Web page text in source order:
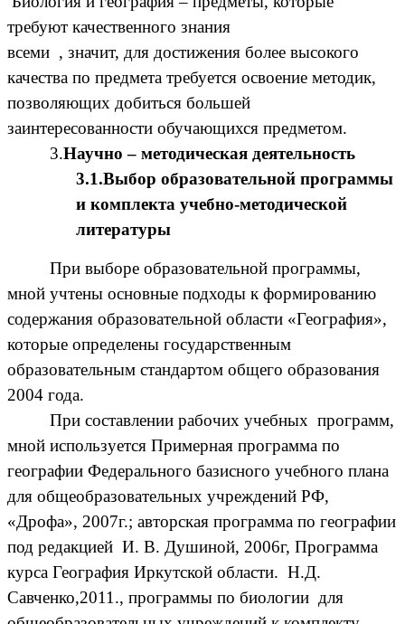
требуют качественного знания
всеми , значит, для достижения более высокого
качества по предмета требуется освоение методик,
позволяющих добиться большей
заинтересованности обучающихся предметом.
3.Научно – методическая деятельность
3.1.Выбор образовательной программы
и комплекта учебно-методической
литературы
При выборе образовательной программы,
мной учтены основные подходы к формированию
содержания образовательной области «География»,
которые определены государственным
образовательным стандартом общего образования
2004 года.
При составлении рабочих учебных программ,
мной используется Примерная программа по
географии Федерального базисного учебного плана
для общеобразовательных учреждений РФ,
«Дрофа», 2007г.; авторская программа по географии
под редакцией И. В. Душиной, 2006г, Программа
курса География Иркутской области. Н.Д.
Савченко,2011., программы по биологии для